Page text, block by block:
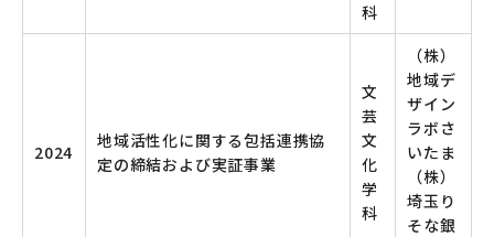
科
2024
地域活性化に関する包括連携協
定の締結および実証事業
文
芸
文
化
学
科
（株）
地域デ
ザイン
ラボさ
いたま
（株）
埼玉り
そな銀